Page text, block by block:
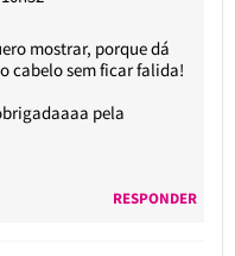
mostrar, porque dá
cabelo sem ficar falida!
pela
RESPONDER